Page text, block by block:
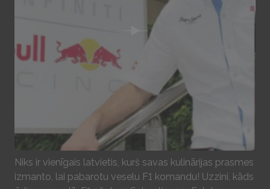
Play
Niks ir vienīgais latvietis, kurš savas kulinārijas prasmes
izmanto, lai pabarotu veselu F1 komandu! Uzzini, kāds